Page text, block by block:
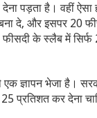
पड़ता है। वहीं ऐसा
दे, और इसपर 20
के स्लैब में
एक ज्ञापन भेजा है।
प्रतिशत कर देना